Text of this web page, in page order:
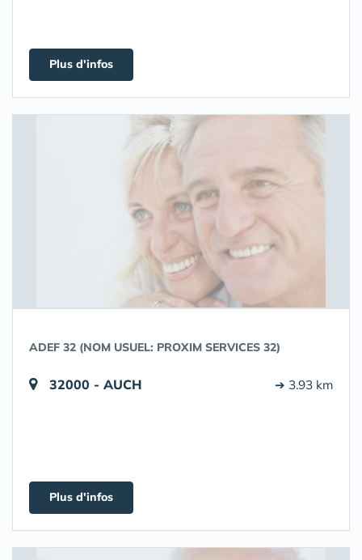
Plus d'infos
ADEF 32 (NOM USUEL: PROXIM SERVICES 32)
32000 - AUCH ➔ 3.93 km
Plus d'infos